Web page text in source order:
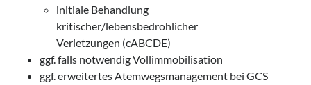
initiale Behandlung
kritischer/lebensbedrohlicher
Verletzungen (cABCDE)
ggf. falls notwendig Vollimmobilisation
ggf. erweitertes Atemwegsmanagement bei GCS